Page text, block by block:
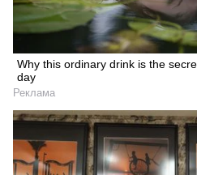
Why this ordinary drink is the
day
Реклама